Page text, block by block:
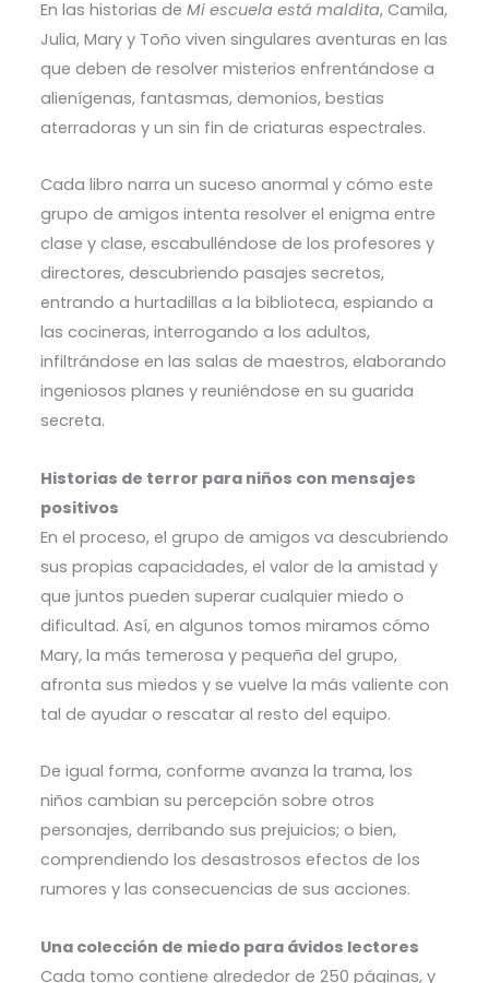
En las historias de Mi escuela está maldita, Camila,
Julia, Mary y Toño viven singulares aventuras en las
que deben de resolver misterios enfrentándose a
alienígenas, fantasmas, demonios, bestias
aterradoras y un sin fin de criaturas espectrales.
Cada libro narra un suceso anormal y cómo este
grupo de amigos intenta resolver el enigma entre
clase y clase, escabulléndose de los profesores y
directores, descubriendo pasajes secretos,
entrando a hurtadillas a la biblioteca, espiando a
las cocineras, interrogando a los adultos,
infiltrándose en las salas de maestros, elaborando
ingeniosos planes y reuniéndose en su guarida
secreta.
Historias de terror para niños con mensajes
positivos
En el proceso, el grupo de amigos va descubriendo
sus propias capacidades, el valor de la amistad y
que juntos pueden superar cualquier miedo o
dificultad. Así, en algunos tomos miramos cómo
Mary, la más temerosa y pequeña del grupo,
afronta sus miedos y se vuelve la más valiente con
tal de ayudar o rescatar al resto del equipo.
De igual forma, conforme avanza la trama, los
niños cambian su percepción sobre otros
personajes, derribando sus prejuicios; o bien,
comprendiendo los desastrosos efectos de los
rumores y las consecuencias de sus acciones.
Una colección de miedo para ávidos lectores
Cada tomo contiene alrededor de 250 páginas, y